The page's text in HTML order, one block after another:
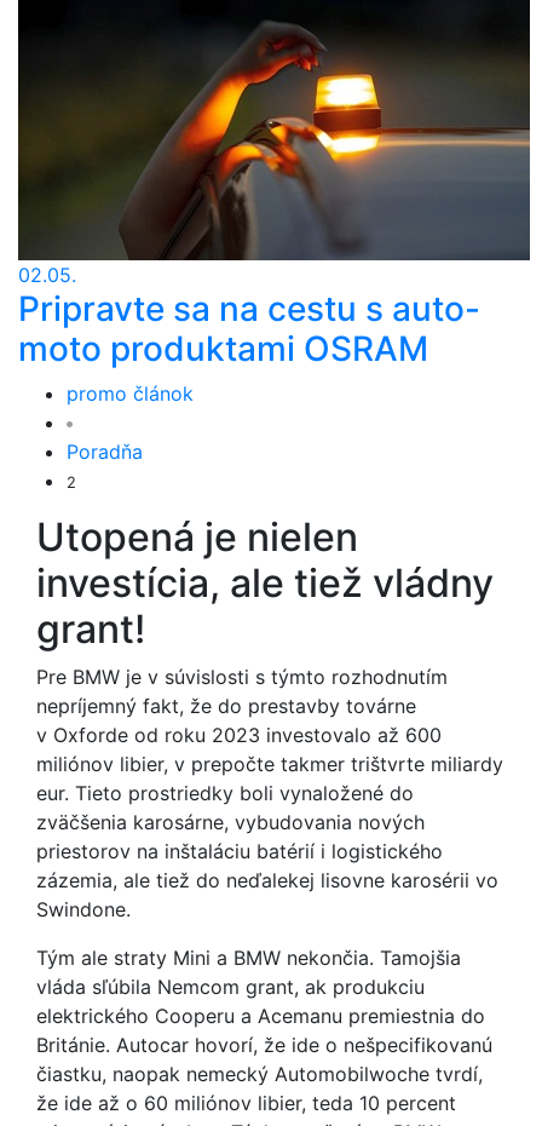
02.05.
Pripravte sa na cestu s auto-
moto produktami OSRAM
promo článok
Poradňa
2
Utopená je nielen
investícia, ale tiež vládny
grant!
Pre BMW je v súvislosti s týmto rozhodnutím
nepríjemný fakt, že do prestavby továrne
v Oxforde od roku 2023 investovalo až 600
miliónov libier, v prepočte takmer trištvrte miliardy
eur. Tieto prostriedky boli vynaložené do
zväčšenia karosárne, vybudovania nových
priestorov na inštaláciu batérií i logistického
zázemia, ale tiež do neďalekej lisovne karosérii vo
Swindone.
Tým ale straty Mini a BMW nekončia. Tamojšia
vláda sľúbila Nemcom grant, ak produkciu
elektrického Cooperu a Acemanu premiestnia do
Británie. Autocar hovorí, že ide o nešpecifikovanú
čiastku, naopak nemecký Automobilwoche tvrdí,
že ide až o 60 miliónov libier, teda 10 percent